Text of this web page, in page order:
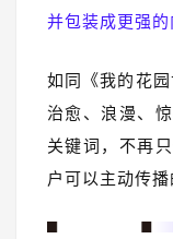
并包装成更强的
如同《我的花
治愈、浪漫、
关键词，不再
户可以主动传播